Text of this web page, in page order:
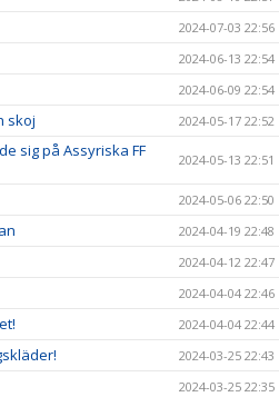
2024-07-03 22:56
2024-06-13 22:54
2024-06-09 22:54
skoj 2024-05-17 22:52
sig på Assyriska FF
2024-05-13 22:51
2024-05-06 22:50
2024-04-19 22:48
2024-04-12 22:47
2024-04-04 22:46
2024-04-04 22:44
2024-03-25 22:43
2024-03-25 22:35